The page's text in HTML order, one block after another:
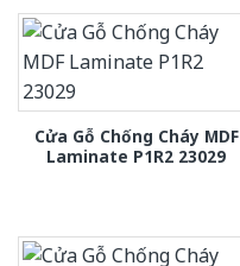
Cửa Gỗ Chống Cháy MDF
Laminate P1R2 23029